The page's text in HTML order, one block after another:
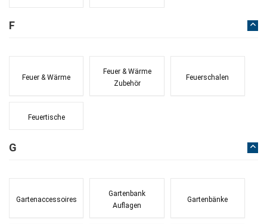
F
Feuer & Wärme
Feuer & Wärme
Zubehör
Feuerschalen
Feuertische
G
Gartenaccessoires
Gartenbank
Auflagen
Gartenbänke